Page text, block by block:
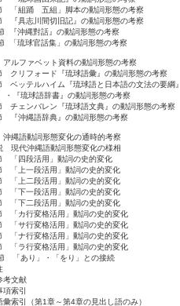
「組踊 五組」脚本の動詞形態の考察
『具志川間切旧記』の動詞形態の考察
『沖縄對話』の動詞形態の考察
「琉球官話集」の動詞形態の考察
ルファベット資料の動詞形態の考察
クリフォード『琉球語彙』の動詞形態の考察
ベッテルハイム『琉球語と日本語の文法の要綱』
球語辞書』の動詞形態の考察
チェンバレン『琉球語文典』の動詞形態の考察
『沖縄語辞典』の動詞形態の考察
縄語動詞形態変化の通時的考察
代沖縄語動詞形態変化の様相
「四段活用」動詞の史的変化
「上一段活用」動詞の史的変化
「上二段活用」動詞の史的変化
「下一段活用」動詞の史的変化
「下二段活用」動詞の史的変化
「カ行変格活用」動詞の史的変化
「サ行変格活用」動詞の史的変化
「ナ行変格活用」動詞の史的変化
「ラ行変格活用」動詞の史的変化
「あり」・「をり」との接続
献
引
引（第1章～第4章の見出し語のみ）